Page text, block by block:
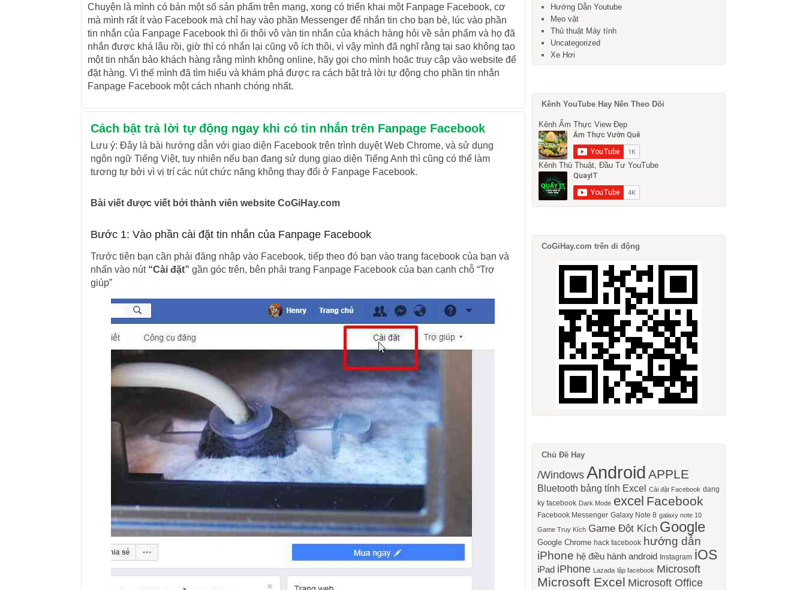
Chuyện là mình có bán một số sản phẩm trên mạng, xong có triển khai một Fanpage Facebook, cơ
mà mình rất ít vào Facebook mà chỉ hay vào phần Messenger để nhắn tin cho bạn bè, lúc vào phần
tin nhắn của Fanpage Facebook thì ối thôi vô vàn tin nhắn của khách hàng hỏi về sản phẩm và họ đã
nhắn được khá lâu rồi, giờ thì có nhắn lại cũng vô ích thôi, vì vậy mình đã nghĩ rằng tại sao không tạo
một tin nhắn bảo khách hàng rằng mình không online, hãy gọi cho mình hoặc truy cập vào website để
đặt hàng. Vì thế mình đã tìm hiểu và khám phá được ra cách bật trả lời tự động cho phần tin nhắn
Fanpage Facebook một cách nhanh chóng nhất.
Cách bật trả lời tự động ngay khi có tin nhắn trên Fanpage Facebook
Lưu ý: Đây là bài hướng dẫn với giao diện Facebook trên trình duyệt Web Chrome, và sử dụng
ngôn ngữ Tiếng Việt, tuy nhiên nếu bạn đang sử dụng giao diện Tiếng Anh thì cũng có thể làm
tương tự bởi vì vị trí các nút chức năng không thay đổi ở Fanpage Facebook.
Bài viết được viết bởi thành viên website CoGiHay.com
Bước 1: Vào phần cài đặt tin nhắn của Fanpage Facebook
Trước tiên bạn cần phải đăng nhập vào Facebook, tiếp theo đó bạn vào trang facebook của bạn và
nhấn vào nút “Cài đặt” gần góc trên, bên phải trang Fanpage Facebook của bạn cạnh chỗ “Trợ
giúp”
Hướng Dẫn Youtube
Mẹo vặt
Thủ thuật Máy tính
Uncategorized
Xe Hơi
Kênh YouTube Hay Nên Theo Dõi
Kênh Ẩm Thực View Đẹp
Kênh Thủ Thuật, Đầu Tư YouTube
CoGiHay.com trên di động
Chủ Đề Hay
/Windows Android APPLE
Bluetooth bảng tính Excel Cài đặt Facebook dang
ky facebook Dark Mode excel Facebook
Facebook Messenger Galaxy Note 8 galaxy note 10
Game Truy Kích Game Đột Kích Google
Google Chrome hack facebook hướng dẫn
iPhone hệ điều hành android Instagram iOS
iPad iPhone Lazada lập facebook Microsoft
Microsoft Excel Microsoft Office